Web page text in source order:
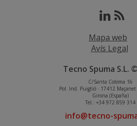
Mapa web
Avís Legal
Tecno Spuma S.L.
C/Santa Coloma 16
Pol. Ind. Puigtió · 17412 Maçanet
Girona (España)
Tel.: +34 972 859 314
info@tecno-